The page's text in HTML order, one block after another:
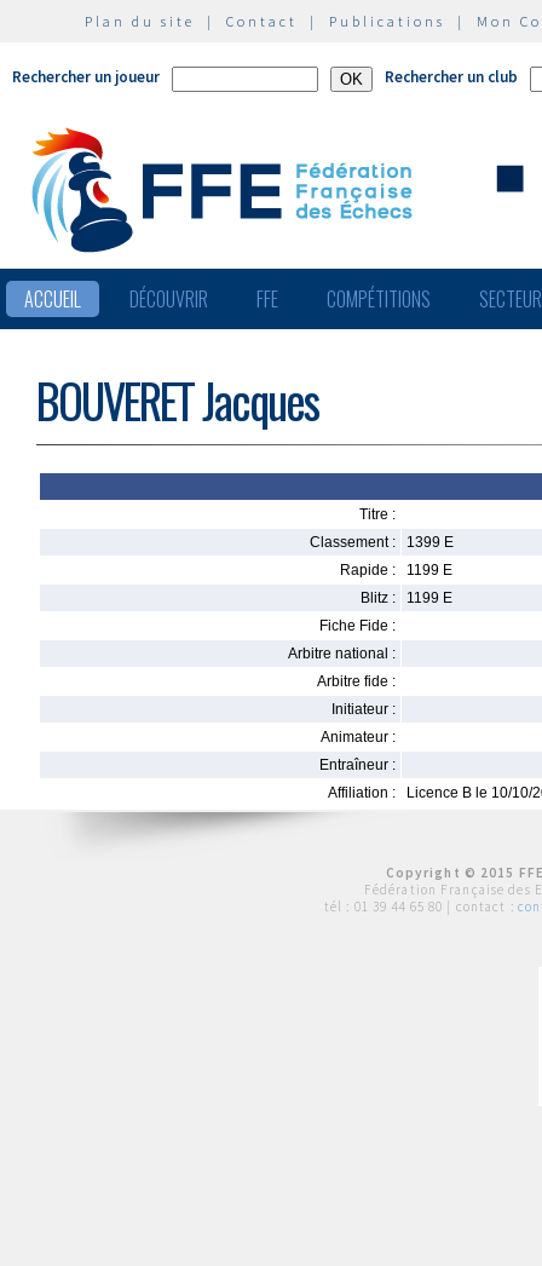
Plan du site | Contact | Publications | Mon
Rechercher un joueur Rechercher un club
ACCUEIL DÉCOUVRIR FFE COMPÉTITIONS
BOUVERET Jacques
Titre :
Classement :
1399 E
Rapide :
1199 E
Blitz :
1199 E
Fiche Fide :
Arbitre national :
Arbitre fide :
Initiateur :
Animateur :
Entraîneur :
Affiliation :
Licence B le 10/10/
Copyright © 2015
Fédération Française des
tél : 01 39 44 65 80 | contact :